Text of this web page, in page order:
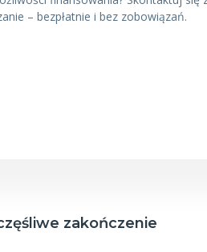
– bezpłatnie i bez zobowiązań.
zakończenie